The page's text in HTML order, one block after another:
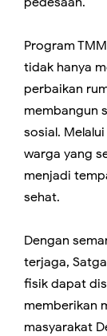
Program
tidak hanya
perbaikan
membangun
sosial.
warga yang
menjadi
sehat.
Dengan
terjaga,
fisik dapat
memberikan
masyarakat